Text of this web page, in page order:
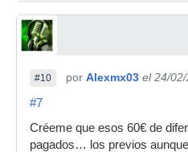
#10 por Alexmx03 el 24/
#7
Créeme que esos 60€ de
pagados… los previos